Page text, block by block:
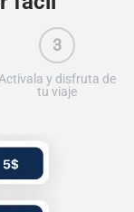
3
Actívala y disfruta de
tu viaje